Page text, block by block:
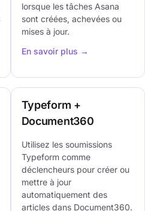
lorsque les tâches Asana
sont créées, achevées ou
mises à jour.
En savoir plus →
Typeform +
Document360
Utilisez les soumissions
Typeform comme
déclencheurs pour créer ou
mettre à jour
automatiquement des
articles dans Document360.